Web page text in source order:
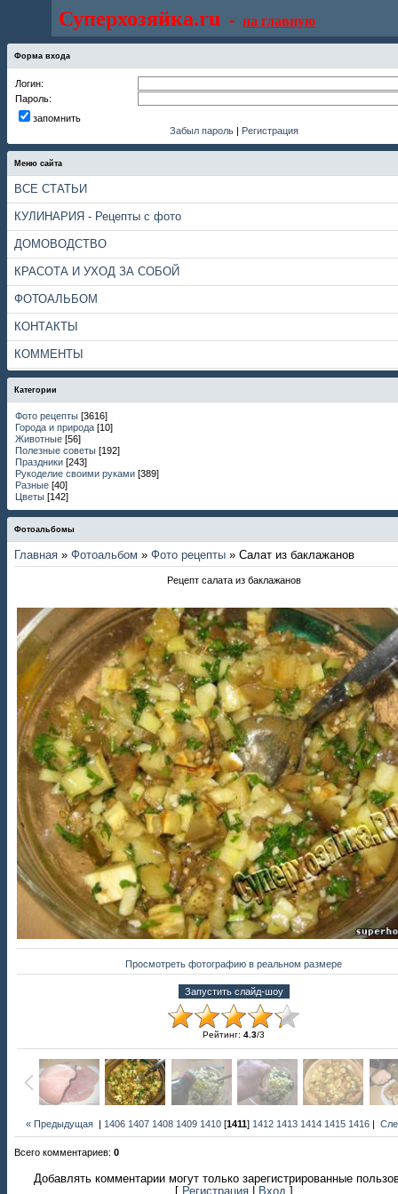
Суперхозяйка.ru - на главную
Форма входа
Логин:
Пароль:
запомнить
Забыл пароль | Регистрация
Меню сайта
ВСЕ СТАТЬИ
КУЛИНАРИЯ - Рецепты с фото
ДОМОВОДСТВО
КРАСОТА И УХОД ЗА СОБОЙ
ФОТОАЛЬБОМ
КОНТАКТЫ
КОММЕНТЫ
Категории
Фото рецепты [3616]
Города и природа [10]
Животные [56]
Полезные советы [192]
Праздники [243]
Рукоделие своими руками [389]
Разные [40]
Цветы [142]
Фотоальбомы
Главная » Фотоальбом » Фото рецепты » Салат из баклажанов
Рецепт салата из баклажанов
Просмотреть фотографию в реальном размере
Рейтинг: 4.3/3
« Предыдущая | 1406 1407 1408 1409 1410 [1411] 1412 1413 1414 1415 1416 |
Всего комментариев: 0
Добавлять комментарии могут только зарегистрированные